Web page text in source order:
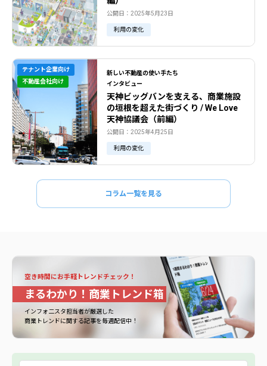
公開日：2025年5月23日
利用の変化
新しい不動産の使い手たち
インタビュー
天神ビッグバンを支える、商業施設
の垣根を超えた街づくり / We Love
天神協議会（前編）
公開日：2025年4月25日
利用の変化
テナント企業向け
不動産会社向け
コラム一覧を見る
空き時間にお手軽トレンドチェック！
まるわかり！商業トレンド箱
インフォ二スタ担当者が厳選した
商業トレンドに関する記事を毎週配信中！